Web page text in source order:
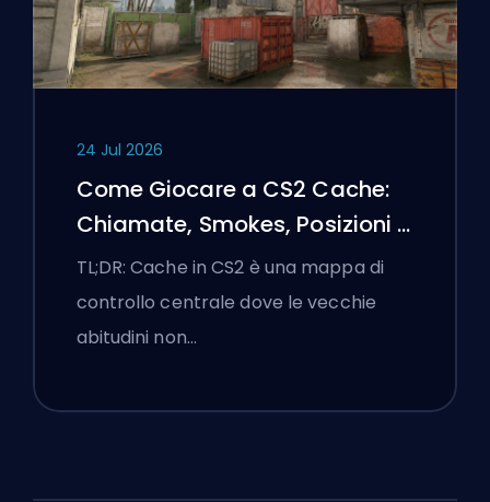
24 Jul 2026
Come Giocare a CS2 Cache:
Chiamate, Smokes, Posizioni e
Suggerimenti Premier
TL;DR: Cache in CS2 è una mappa di
controllo centrale dove le vecchie
abitudini non…